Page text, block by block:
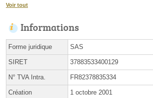
Voir tout
Informations
Forme juridique SAS
SIRET 37883533400129
N° TVA Intra. FR82378835334
Création 1 octobre 2001